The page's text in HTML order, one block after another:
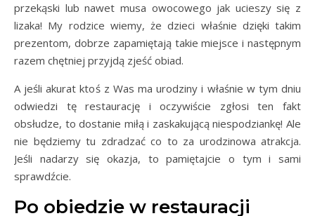
przekąski lub nawet musa owocowego jak ucieszy się z
lizaka! My rodzice wiemy, że dzieci właśnie dzięki takim
prezentom, dobrze zapamiętają takie miejsce i następnym
razem chętniej przyjdą zjeść obiad.
A jeśli akurat ktoś z Was ma urodziny i właśnie w tym dniu
odwiedzi tę restaurację i oczywiście zgłosi ten fakt
obsłudze, to dostanie miłą i zaskakującą niespodziankę! Ale
nie będziemy tu zdradzać co to za urodzinowa atrakcja.
Jeśli nadarzy się okazja, to pamiętajcie o tym i sami
sprawdźcie.
Po obiedzie w restauracji